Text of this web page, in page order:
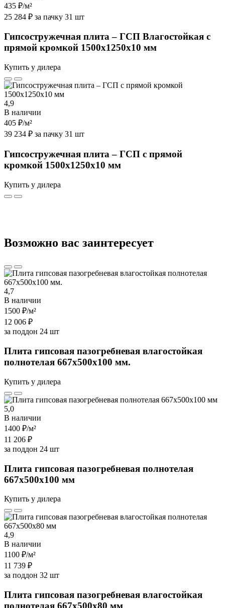
435 ₽/м²
25 284 ₽ за пачку 31 шт
Гипсостружечная плита – ГСП Влагостойкая с
прямой кромкой 1500х1250х10 мм
Купить у дилера
4,9
В наличии
405 ₽/м²
39 234 ₽ за пачку 31 шт
Гипсостружечная плита – ГСП с прямой
кромкой 1500х1250х10 мм
Купить у дилера
Возможно вас заинтересует
4,7
В наличии
1500 ₽/м²
12 006 ₽
за поддон 24 шт
Плита гипсовая пазогребневая влагостойкая
полнотелая 667х500х100 мм.
Купить у дилера
5,0
В наличии
1400 ₽/м²
11 206 ₽
за поддон 24 шт
Плита гипсовая пазогребневая полнотелая
667х500х100 мм
Купить у дилера
4,9
В наличии
1100 ₽/м²
11 739 ₽
за поддон 32 шт
Плита гипсовая пазогребневая влагостойкая
полнотелая 667х500х80 мм